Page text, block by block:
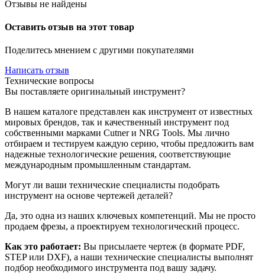
Отзывы не найдены
Оставить отзыв на этот товар
Поделитесь мнением с другими покупателями
Написать отзыв
Технические вопросы
Вы поставляете оригинальный инструмент?
В нашем каталоге представлен как инструмент от известных
мировых брендов, так и качественный инструмент под
собственными марками Cutner и NRG Tools. Мы лично
отбираем и тестируем каждую серию, чтобы предложить вам
надежные технологические решения, соответствующие
международным промышленным стандартам.
Могут ли ваши технические специалисты подобрать
инструмент на основе чертежей деталей?
Да, это одна из наших ключевых компетенций. Мы не просто
продаем фрезы, а проектируем технологический процесс.
Как это работает: Вы присылаете чертеж (в формате PDF,
STEP или DXF), а наши технические специалисты выполнят
подбор необходимого инструмента под вашу задачу.